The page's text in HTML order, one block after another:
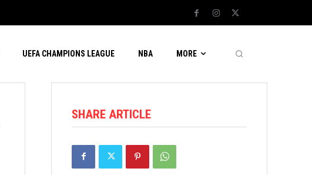
UEFA CHAMPIONS LEAGUE NBA MORE
SHARE ARTICLE